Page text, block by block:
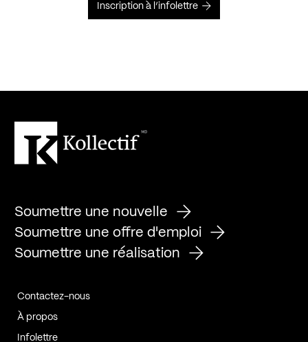
Inscription à l’infolettre
Soumettre une nouvelle
Soumettre une offre d'emploi
Soumettre une réalisation
Contactez-nous
À propos
Infolettre